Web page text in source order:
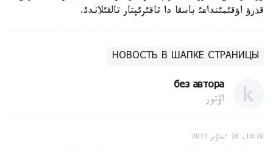
قذرؤ اؤقئمئنداعئ باسقا دا تاقئرئپتار تالقئلاندئ.
НОВОСТЬ В ШАПКЕ СТРАНИЦЫ
без автора
اۆتور
10:10, 10 ءساۋىر 2017